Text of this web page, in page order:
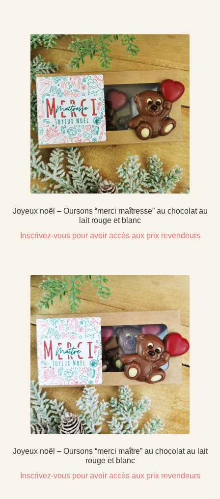
Joyeux noël – Oursons “merci maîtresse” au chocolat au
lait rouge et blanc
Inscrivez-vous pour avoir accès aux prix revendeurs
Joyeux noël – Oursons “merci maître” au chocolat au lait
rouge et blanc
Inscrivez-vous pour avoir accès aux prix revendeurs